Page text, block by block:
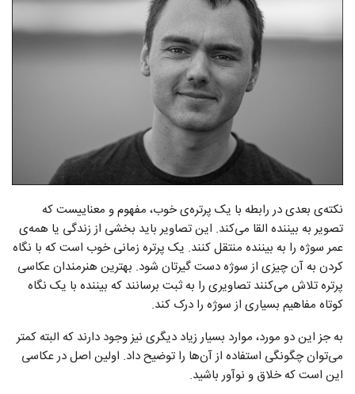
نکته‌ی بعدی در رابطه با یک پرتره‌ی خوب، مفهوم و معناییست که
تصویر به بیننده القا می‌کند. این تصاویر باید بخشی از زندگی یا همه‌ی
عمر سوژه را به بیننده منتقل کنند. یک پرتره زمانی خوب است که با نگاه
کردن به آن چیزی از سوژه دست گیرتان شود. بهترین هنرمندان عکاسی
پرتره تلاش می‌کنند تصاویری را به ثبت برسانند که بیننده با یک نگاه
کوتاه مفاهیم بسیاری از سوژه را درک کند.
به جز این دو مورد، موارد بسیار زیاد دیگری نیز وجود دارند که البته کمتر
می‌توان چگونگی استفاده از آن‌ها را توضیح داد. اولین اصل در عکاسی
این است که خلاق و نوآور باشید.